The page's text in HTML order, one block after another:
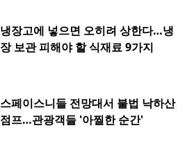
냉장고에 넣으면 오히려 상한다…냉
장 보관 피해야 할 식재료 9가지
스페이스니들 전망대서 불법 낙하산
점프…관광객들 '아찔한 순간'